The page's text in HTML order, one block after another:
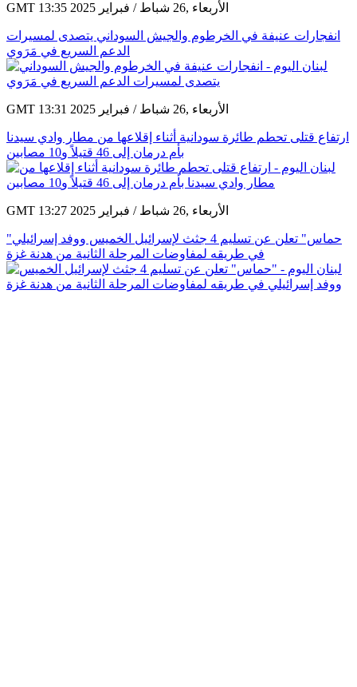
GMT 13:35 2025 الأربعاء ,26 شباط / فبراير
انفجارات عنيفة في الخرطوم والجيش السوداني يتصدى لمسيرات
الدعم السريع في مَرَوي
GMT 13:31 2025 الأربعاء ,26 شباط / فبراير
ارتفاع قتلى تحطم طائرة سودانية أثناء إقلاعها من مطار وادي سيدنا
بأم درمان إلى 46 قتيلاً و10 مصابين
GMT 13:27 2025 الأربعاء ,26 شباط / فبراير
"حماس" تعلن عن تسليم 4 جثث لإسرائيل الخميس ووفد إسرائيلي
في طريقه لمفاوضات المرحلة الثانية من هدنة غزة